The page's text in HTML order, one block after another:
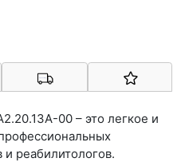
00 – это легкое и
реабилитологов.